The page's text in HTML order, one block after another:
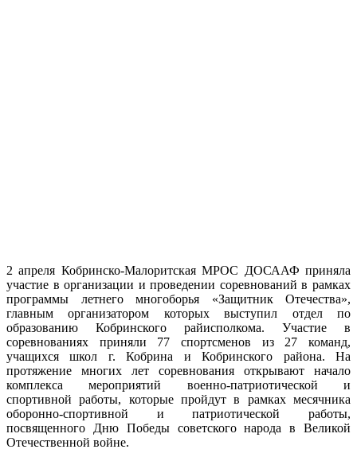
2 апреля Кобринско-Малоритская МРОС ДОСААФ приняла
участие в организации и проведении соревнований в рамках
программы летнего многоборья «Защитник Отечества»,
главным организатором которых выступил отдел по
образованию Кобринского райисполкома. Участие в
соревнованиях приняли 77 спортсменов из 27 команд,
учащихся школ г. Кобрина и Кобринского района. На
протяжение многих лет соревнования открывают начало
комплекса мероприятий военно-патриотической и
спортивной работы, которые пройдут в рамках месячника
оборонно-спортивной и патриотической работы,
посвященного Дню Победы советского народа в Великой
Отечественной войне.